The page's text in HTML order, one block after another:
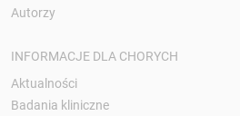
Autorzy
INFORMACJE DLA CHORYCH
Aktualności
Badania kliniczne